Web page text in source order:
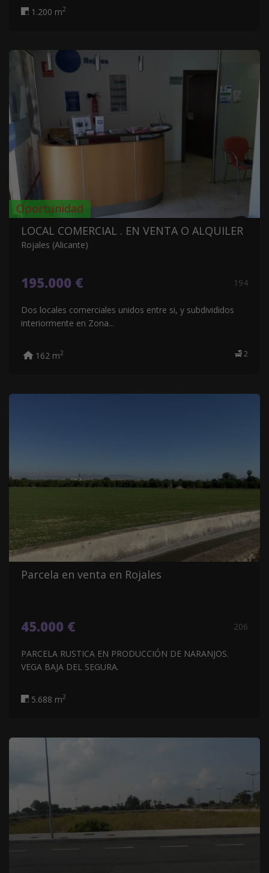
1.200 m2
Oportunidad
LOCAL COMERCIAL . EN VENTA O ALQUILER
Rojales (Alicante)
195.000 € 194
Dos locales comerciales unidos entre si, y subdivididos
interiormente en Zona...
2
162 m2
Parcela en venta en Rojales
45.000 € 206
PARCELA RUSTICA EN PRODUCCIÓN DE NARANJOS.
VEGA BAJA DEL SEGURA.
5.688 m2